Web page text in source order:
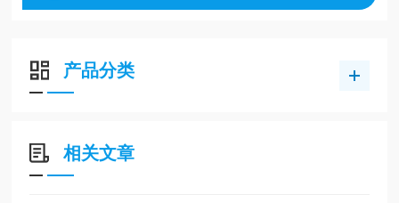
产品分类
相关文章